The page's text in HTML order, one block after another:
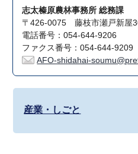
志太榛原農林事務所 総務課
〒426-0075 藤枝市瀬戸新屋
電話番号：054-644-9206
ファクス番号：054-644-9209
AFO-shidahai-
産業・しごと